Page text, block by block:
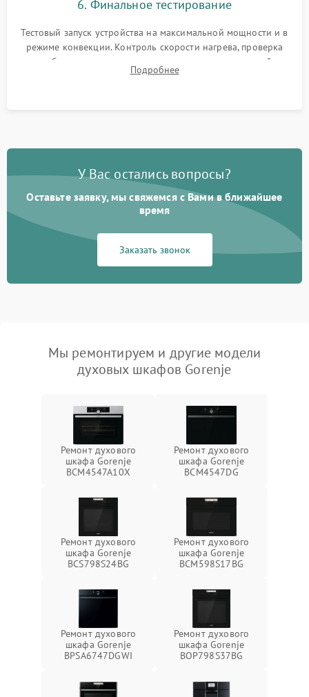
6. Финальное тестирование
Тестовый запуск устройства на максимальной мощности и в
режиме конвекции. Контроль скорости нагрева, проверка
срабатывания термостата при достижении заданной
температуры и тест на отсутствие утечек тока.
Подробнее
У Вас остались вопросы?
Оставьте заявку, мы свяжемся с Вами в ближайшее
время
Заказать звонок
Мы ремонтируем и другие модели
духовых шкафов Gorenje
Ремонт духового
шкафа Gorenje
BCM4547A10X
Ремонт духового
шкафа Gorenje
BCM4547DG
Ремонт духового
шкафа Gorenje
BCS798S24BG
Ремонт духового
шкафа Gorenje
BCM598S17BG
Ремонт духового
шкафа Gorenje
BPSA6747DGWI
Ремонт духового
шкафа Gorenje
BOP798S37BG